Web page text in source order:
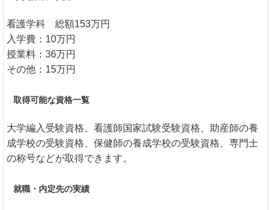
看護学科 総額153万円
入学費：10万円
授業料：36万円
その他：15万円
取得可能な資格一覧
大学編入受験資格、看護師国家試験受験資格、助産師の養
成学校の受験資格、保健師の養成学校の受験資格、専門士
の称号などが取得できます。
就職・内定先の実績